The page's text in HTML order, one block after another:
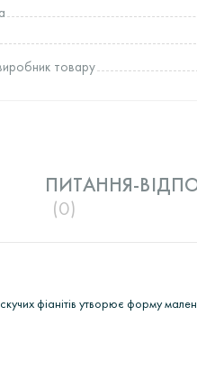
товару
ПИТАННЯ-
(0)
фіанітів утворює форму